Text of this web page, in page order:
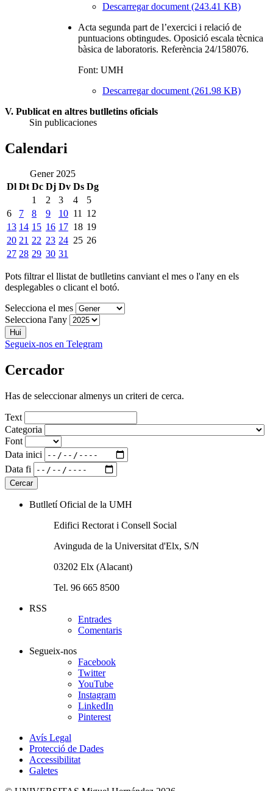
Descarregar document (243.41 KB)
Acta segunda part de l’exercici i relació de
puntuacions obtingudes. Oposició escala tècnica
bàsica de laboratoris. Referència 24/158076.
Font: UMH
Descarregar document (261.98 KB)
V. Publicat en altres butlletins oficials
Sin publicaciones
Calendari
Gener 2025
Dl Dt Dc Dj Dv Ds Dg
1
2 3 4
5
6
7 8 9 10 11 12
13 14 15 16 17 18 19
20 21 22 23 24 25 26
27 28 29 30 31
Pots filtrar el llistat de butlletins canviant el mes o l'any en els
desplegables o clicant el botó.
Selecciona el mes
Selecciona l'any
Hui
Segueix-nos en Telegram
Cercador
Has de seleccionar almenys un criteri de cerca.
Text
Categoria
Font
Data inici
Data fi
Butlletí Oficial de la UMH
Edifici Rectorat i Consell Social
Avinguda de la Universitat d'Elx, S/N
03202 Elx (Alacant)
Tel. 96 665 8500
RSS
Entrades
Comentaris
Segueix-nos
Facebook
Twitter
YouTube
Instagram
LinkedIn
Pinterest
Avís Legal
Protecció de Dades
Accessibilitat
Galetes